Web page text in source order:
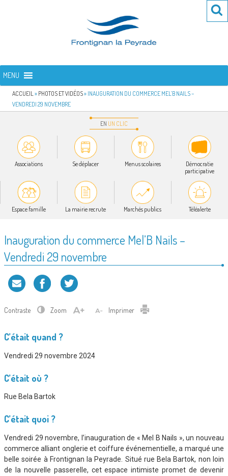
FRONTIGNAN LA PEYRADE
MENU
ACCUEIL » PHOTOS ET VIDÉOS» INAUGURATION DU COMMERCE MEL’B NAILS –
VENDREDI 29 NOVEMBRE
EN UN CLIC
Associations Se déplacer Menus scolaires
Démocratie
participative
Espace famille La mairie recrute Marchés publics Téléalerte
Inauguration du commerce Mel’B Nails –
Vendredi 29 novembre
Contraste Zoom Imprimer
C’était quand ?
Vendredi 29 novembre 2024
C’était où ?
Rue Bela Bartok
C’était quoi ?
Vendredi 29 novembre, l’inauguration de « Mel B Nails », un nouveau
commerce alliant onglerie et coiffure événementielle, a marqué une
belle soirée à Frontignan la Peyrade. Situé rue Bela Bartok, non loin
de la nouvelle passerelle, cet espace intimiste promet de devenir